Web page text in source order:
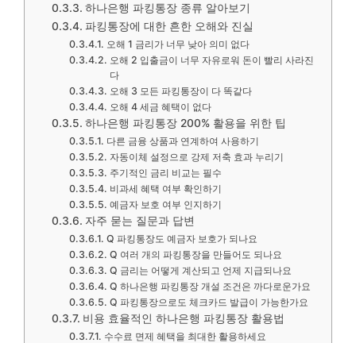
하나은행 파킹통장 종류 알아보기
파킹통장에 대한 흔한 오해와 진실
오해 1 금리가 너무 낮아 의미 없다
오해 2 입출금이 너무 자유로워 돈이 빨리 사라진
다
오해 3 모든 파킹통장이 다 똑같다
오해 4 세금 혜택이 없다
하나은행 파킹통장 200% 활용을 위한 팁
다른 금융 상품과 연계하여 사용하기
자동이체 설정으로 강제 저축 효과 누리기
주기적인 금리 비교는 필수
비과세 혜택 여부 확인하기
예금자 보호 여부 인지하기
자주 묻는 질문과 답변
Q 파킹통장도 예금자 보호가 되나요
Q 여러 개의 파킹통장을 만들어도 되나요
Q 금리는 어떻게 계산되고 언제 지급되나요
Q 하나은행 파킹통장 개설 조건은 까다로운가요
Q 파킹통장으로도 체크카드 발급이 가능한가요
비용 효율적인 하나은행 파킹통장 활용법
수수료 면제 혜택을 최대한 활용하세요